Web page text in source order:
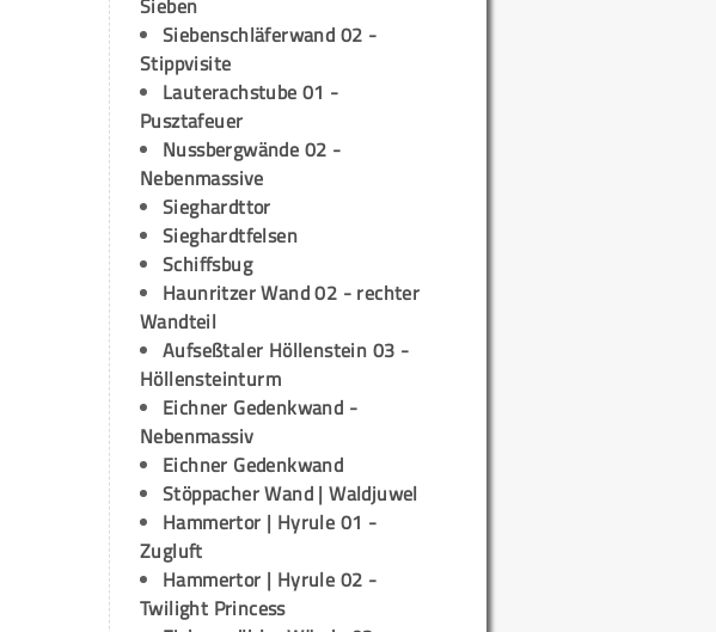
Sieben
Siebenschläferwand 02 -
Stippvisite
Lauterachstube 01 -
Pusztafeuer
Nussbergwände 02 -
Nebenmassive
Sieghardttor
Sieghardtfelsen
Schiffsbug
Haunritzer Wand 02 - rechter
Wandteil
Aufseßtaler Höllenstein 03 -
Höllensteinturm
Eichner Gedenkwand -
Nebenmassiv
Eichner Gedenkwand
Stöppacher Wand | Waldjuwel
Hammertor | Hyrule 01 -
Zugluft
Hammertor | Hyrule 02 -
Twilight Princess